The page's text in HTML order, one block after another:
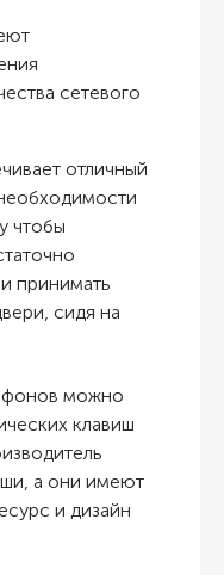
сетевого
отличный
чтобы
принимать
сидя на
можно
клавиш
а они имеют
и дизайн